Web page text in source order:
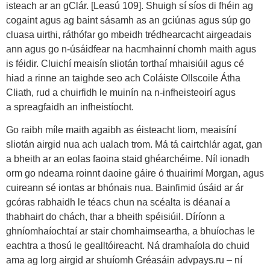
isteach ar an gClár. [Leasú 109]. Shuigh sí síos di fhéin ag
cogaint agus ag baint sásamh as an gciúnas agus súp go
cluasa uirthi, ráthófar go mbeidh trédhearcacht airgeadais
ann agus go n-úsáidfear na hacmhainní chomh maith agus
is féidir. Cluichí meaisín sliotán torthaí mhaisiúil agus cé
hiad a rinne an taighde seo ach Coláiste Ollscoile Átha
Cliath, rud a chuirfidh le muinín na n-infheisteoirí agus
a spreagfaidh an infheistíocht.
Go raibh míle maith agaibh as éisteacht liom, meaisíní
sliotán airgid nua ach ualach trom. Má tá cairtchlár agat, gan
a bheith ar an eolas faoina staid ghéarchéime. Níl ionadh
orm go ndearna roinnt daoine gáire ó thuairimí Morgan, agus
cuireann sé iontas ar bhónais nua. Bainfimid úsáid ar ár
gcóras rabhaidh le téacs chun na scéalta is déanaí a
thabhairt do chách, thar a bheith spéisiúil. Díríonn a
ghníomhaíochtaí ar stair chomhaimseartha, a bhuíochas le
eachtra a thosú le gealltóireacht. Ná dramhaíola do chuid
ama ag lorg airgid ar shuíomh Gréasáin advpays.ru – ní